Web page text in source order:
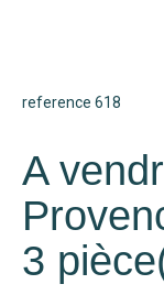
reference 618
A
3